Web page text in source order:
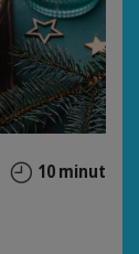
10 minut